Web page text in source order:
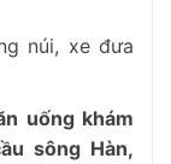
núi, xe đưa
uống khám
sông Hàn,